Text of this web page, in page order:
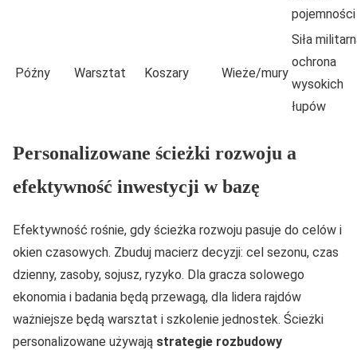
pojemności
Późny Warsztat Koszary Wieże/mury
Siła
ochrona
wysokich
łupów
Personalizowane ścieżki rozwoju a
efektywność inwestycji w bazę
Efektywność rośnie, gdy ścieżka rozwoju pasuje do celów i
okien czasowych. Zbuduj macierz decyzji: cel sezonu, czas
dzienny, zasoby, sojusz, ryzyko. Dla gracza solowego
ekonomia i badania będą przewagą, dla lidera rajdów
ważniejsze będą warsztat i szkolenie jednostek. Ścieżki
personalizowane używają strategie rozbudowy